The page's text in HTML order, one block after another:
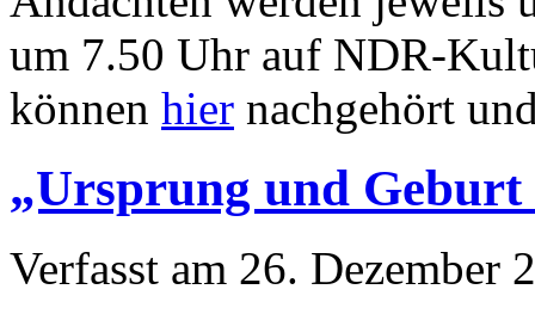
um 7.50 Uhr auf NDR-
können hier nachgehört
„Ursprung und
Verfasst am 26. Dezember